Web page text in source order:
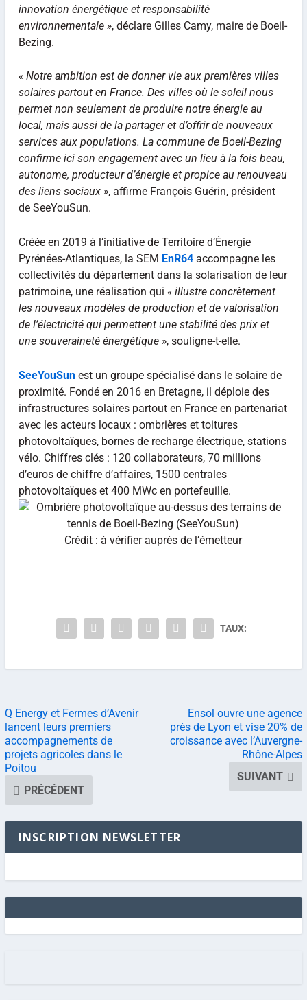
innovation énergétique et responsabilité
environnementale », déclare Gilles Camy, maire de Boeil-
Bezing.
« Notre ambition est de donner vie aux premières villes
solaires partout en France. Des villes où le soleil nous
permet non seulement de produire notre énergie au
local, mais aussi de la partager et d’offrir de nouveaux
services aux populations. La commune de Boeil-Bezing
confirme ici son engagement avec un lieu à la fois beau,
autonome, producteur d’énergie et propice au renouveau
des liens sociaux », affirme François Guérin, président
de SeeYouSun.
Créée en 2019 à l’initiative de Territoire d’Énergie
Pyrénées-Atlantiques, la SEM EnR64accompagne les
collectivités du département dans la solarisation de leur
patrimoine, une réalisation qui « illustre concrètement
les nouveaux modèles de production et de valorisation
de l’électricité qui permettent une stabilité des prix et
une souveraineté énergétique », souligne-t-elle.
SeeYouSunest un groupe spécialisé dans le solaire de
proximité. Fondé en 2016 en Bretagne, il déploie des
infrastructures solaires partout en France en partenariat
avec les acteurs locaux : ombrières et toitures
photovoltaïques, bornes de recharge électrique, stations
vélo. Chiffres clés : 120 collaborateurs, 70 millions
d’euros de chiffre d’affaires, 1500 centrales
photovoltaïques et 400 MWc en portefeuille.
Crédit : à vérifier auprès de l’émetteur
TAUX:
Q Energy et Fermes d’Avenir
lancent leurs premiers
accompagnements de
projets agricoles dans le
Poitou
PRÉCÉDENT
Ensol ouvre une agence
près de Lyon et vise 20% de
croissance avec l’Auvergne-
Rhône-Alpes
SUIVANT
INSCRIPTION NEWSLETTER